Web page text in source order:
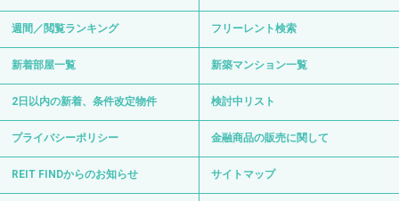
週間／閲覧ランキング フリーレント検索
新着部屋一覧 新築マンション一覧
2日以内の新着、条件改定物件 検討中リスト
プライバシーポリシー 金融商品の販売に関して
REIT FINDからのお知らせ サイトマップ